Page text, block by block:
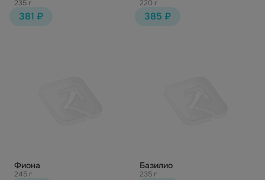
235 г
381 ₽
220 г
385 ₽
Фиона
245 г
Базилио
235 г